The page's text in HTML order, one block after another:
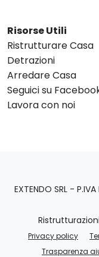
Risorse Utili
Ristrutturare Casa
Detrazioni
Arredare Casa
Seguici su
Lavora con noi
EXTENDO SRL -
Privacy policy
Trasparenza